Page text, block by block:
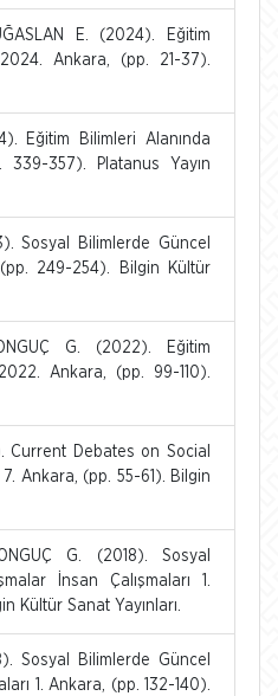
E. (2024). Eğitim
2024. Ankara, (pp. 21-37).
Eğitim Bilimleri Alanında
339-357). Platanus Yayın
Sosyal Bilimlerde Güncel
(pp. 249-254). Bilgin Kültür
G. (2022). Eğitim
Ankara, (pp. 99-110).
Current Debates on Social
Ankara, (pp. 55-61). Bilgin
G. (2018). Sosyal
İnsan Çalışmaları 1.
Kültür Sanat Yayınları.
Sosyal Bilimlerde Güncel
1. Ankara, (pp. 132-140).